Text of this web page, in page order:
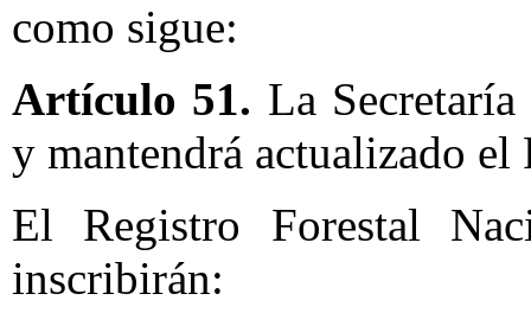
como sigue:
Artículo 51. La
y mantendrá actualizado
El Registro Forestal
inscribirán: